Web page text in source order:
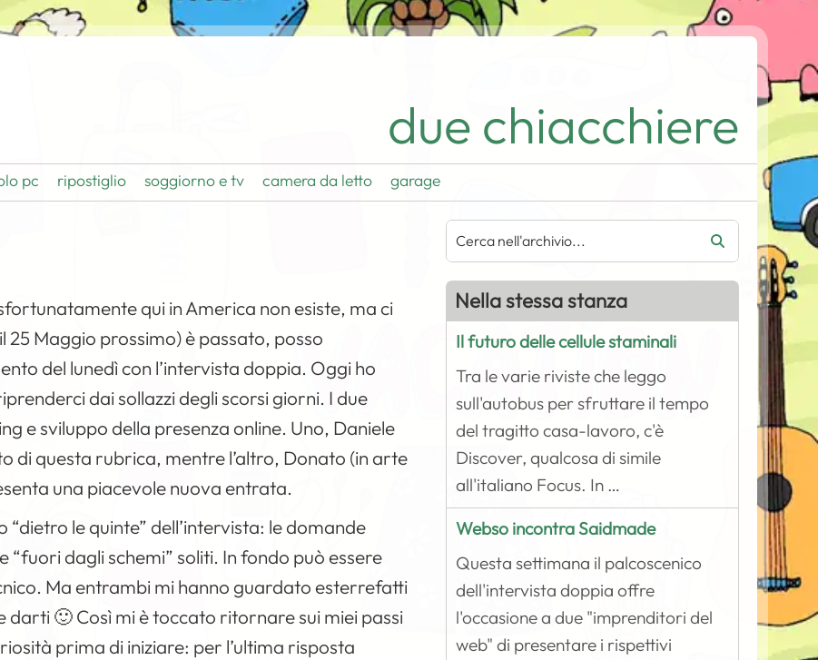
due chiacchiere
pc ripostiglio soggiorno e tv camera da letto garage
qui in America non esiste, ma ci
Maggio prossimo) è passato, posso
del lunedì con l’intervista doppia. Oggi ho
dai sollazzi degli scorsi giorni. I due
e sviluppo della presenzaonline. Uno, Daniele
di questa rubrica, mentre l’altro, Donato (in arte
una piacevole nuova entrata.
le quinte” dell’intervista: le domande
dagli schemi” soliti. In fondo può essere
Ma entrambi mi hanno guardato esterrefatti
🙂 Così mi è toccato ritornare sui miei passi
prima di iniziare: per l’ultima risposta
Nella stessa stanza
Il futuro delle cellule staminali
Tra le varie riviste che leggo
sull'autobus per sfruttare il tempo
del tragitto casa-lavoro, c'è
Discover, qualcosa di simile
all'italiano Focus. In …
Webso incontra Saidmade
Questa settimana il palcoscenico
dell'intervista doppia offre
l'occasione a due "imprenditori del
web" di presentare i rispettivi